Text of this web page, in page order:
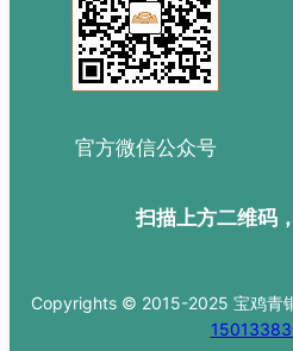
官方微信公众号
扫描上方二维码
Copyrights © 2015-2025 宝鸡青
15013383